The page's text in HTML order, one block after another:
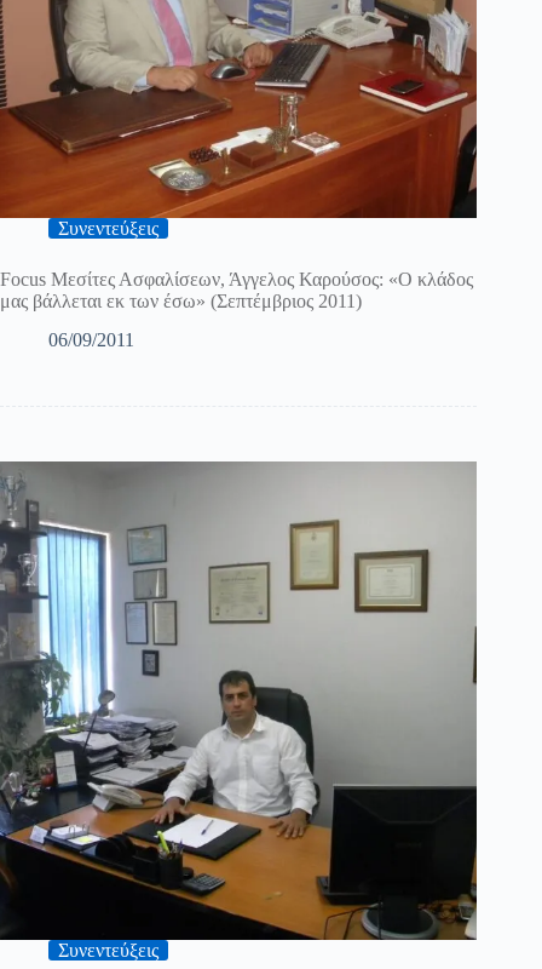
Συνεντεύξεις
Focus Μεσίτες Ασφαλίσεων, Άγγελος Καρούσος: «Ο κλάδος
μας βάλλεται εκ των έσω» (Σεπτέμβριος 2011)
06/09/2011
Συνεντεύξεις